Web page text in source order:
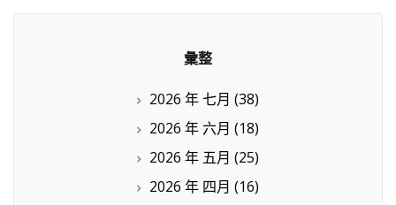
彙整
2026 年 七月 (38)
2026 年 六月 (18)
2026 年 五月 (25)
2026 年 四月 (16)